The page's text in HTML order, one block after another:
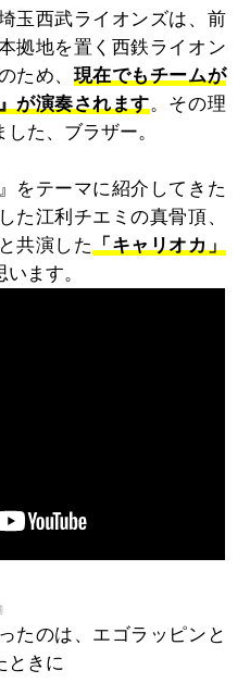
玉西武ライオンズは、前
拠地を置く西鉄ライオン
ため、 現在でもチームが
が演奏されます。その理
た、ブラザー。
をテーマに紹介してきた
た江利チエミの真骨頂、
共演した「キャリオカ」
ます。
たのは、エゴラッピンと
ときに